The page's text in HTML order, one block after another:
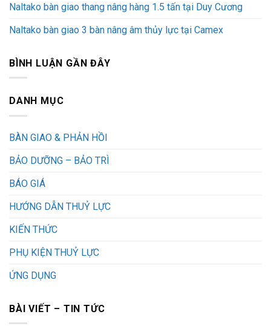
Naltako bàn giao thang nâng hàng 1.5 tấn tại Duy Cương
Naltako bàn giao 3 bàn nâng âm thủy lực tại Camex
BÌNH LUẬN GẦN ĐÂY
DANH MỤC
BÀN GIAO & PHẢN HỒI
BẢO DƯỠNG – BẢO TRÌ
BÁO GIÁ
HƯỚNG DẪN THUỶ LỰC
KIẾN THỨC
PHỤ KIỆN THUỶ LỰC
ỨNG DỤNG
BÀI VIẾT – TIN TỨC